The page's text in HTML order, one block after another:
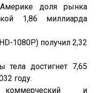
доля рынка
1,86 миллиарда
1080P) получил 2,32
тела достигнет 7,65
году.
и